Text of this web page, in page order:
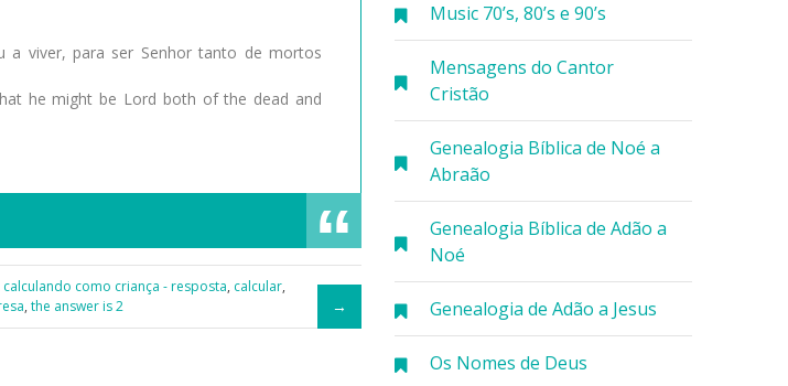
Music 70’s, 80’s e 90’s
Mensagens do Cantor
Cristão
Genealogia Bíblica de Noé a
Abraão
Genealogia Bíblica de Adão a
Noé
Genealogia de Adão a Jesus
Os Nomes de Deus
viver, para ser Senhor tanto de mortos
he might be Lord both of the dead and
calculando como criança - resposta, calcular,
, the answer is 2